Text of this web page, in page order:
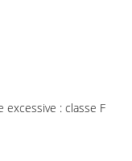
: classe F